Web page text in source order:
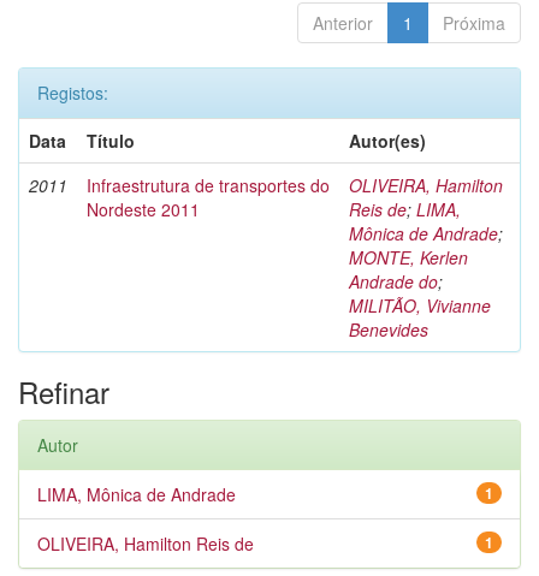
Anterior 1 Próxima
Registos:
Data
Título
Autor(es)
2011
Infraestrutura de transportes do
Nordeste 2011
OLIVEIRA, Hamilton
Reis de; LIMA,
Mônica de Andrade;
MONTE, Kerlen
Andrade do;
MILITÃO, Vivianne
Benevides
Refinar
Autor
1
LIMA, Mônica de Andrade
1
OLIVEIRA, Hamilton Reis de